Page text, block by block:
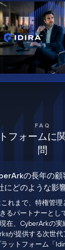
FAQ
フォームに
問
の長年の顧
にどのような影
れまで、特権管
るパートナーとし
在、CyberArkの実
が提供する次世
ットフォーム「